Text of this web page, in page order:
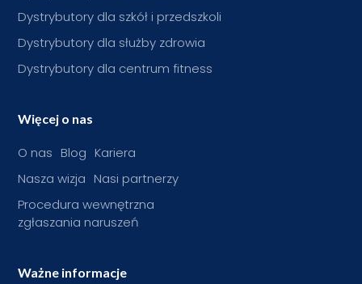
Dystrybutory dla szkół i przedszkoli
Dystrybutory dla służby zdrowia
Dystrybutory dla centrum fitness
Więcej o nas
O nas Blog Kariera
Nasza wizja Nasi partnerzy
Procedura wewnętrzna
zgłaszania naruszeń
Ważne informacje